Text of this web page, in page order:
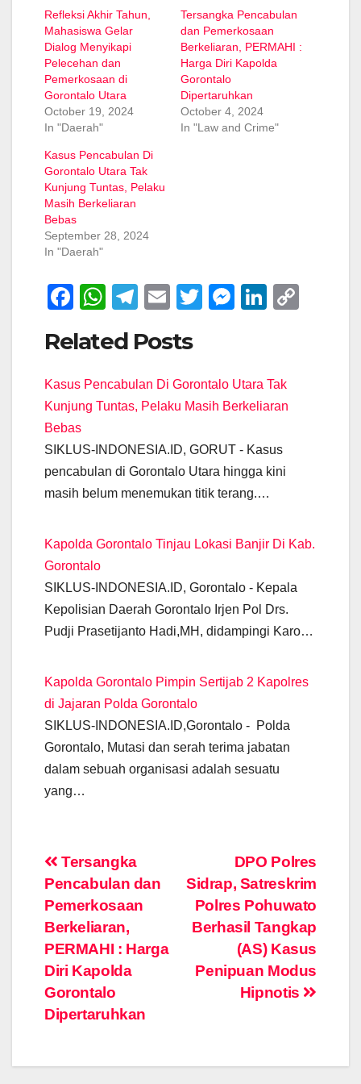
Refleksi Akhir Tahun,
Mahasiswa Gelar
Dialog Menyikapi
Pelecehan dan
Pemerkosaan di
Gorontalo Utara
October 19, 2024
In "Daerah"
Tersangka Pencabulan
dan Pemerkosaan
Berkeliaran, PERMAHI :
Harga Diri Kapolda
Gorontalo
Dipertaruhkan
October 4, 2024
In "Law and Crime"
Kasus Pencabulan Di
Gorontalo Utara Tak
Kunjung Tuntas, Pelaku
Masih Berkeliaran
Bebas
September 28, 2024
In "Daerah"
F
c
e
b
o
o
k
W
at
s
A
p
T
e
gr
a
E
ail
T
er
M
e
n
er
Li
e
dI
Related Posts
Kasus Pencabulan Di Gorontalo Utara Tak
Kunjung Tuntas, Pelaku Masih Berkeliaran
Bebas
SIKLUS-INDONESIA.ID, GORUT - Kasus
pencabulan di Gorontalo Utara hingga kini
masih belum menemukan titik terang.…
Kapolda Gorontalo Tinjau Lokasi Banjir Di Kab.
Gorontalo
SIKLUS-INDONESIA.ID, Gorontalo - Kepala
Kepolisian Daerah Gorontalo Irjen Pol Drs.
Pudji Prasetijanto Hadi,MH, didampingi Karo…
Kapolda Gorontalo Pimpin Sertijab 2 Kapolres
di Jajaran Polda Gorontalo
SIKLUS-INDONESIA.ID,Gorontalo - Polda
Gorontalo, Mutasi dan serah terima jabatan
dalam sebuah organisasi adalah sesuatu
yang…
Post
navigation
DPO Polres
Sidrap, Satreskrim
Polres Pohuwato
Berhasil Tangkap
(AS) Kasus
Penipuan Modus
Hipnotis
Tersangka
Pencabulan dan
Pemerkosaan
Berkeliaran,
PERMAHI : Harga
Diri Kapolda
Gorontalo
Dipertaruhkan